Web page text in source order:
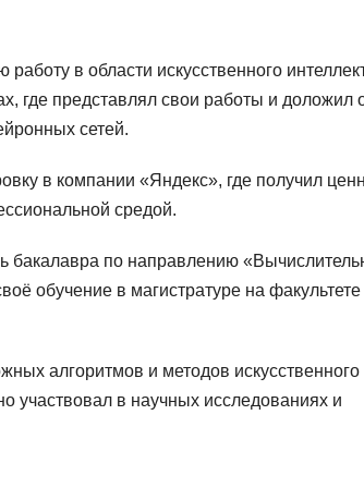
в области искусственного
где представлял свои работы и доложил
сетей.
в компании «Яндекс», где получил
средой.
бакалавра по направлению
обучение в магистратуре на факультете
алгоритмов и методов искусственного
участвовал в научных исследованиях и